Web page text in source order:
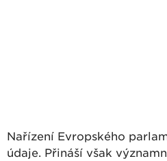
Nařízení Evropského
údaje. Přináší však